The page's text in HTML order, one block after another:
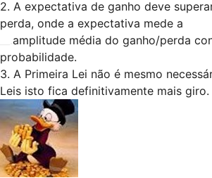
2. A expectativa de ganho deve
perda, onde a expectativa mede a
amplitude média do ganho/perda
probabilidade.
3. A Primeira Lei não é mesmo
Leis isto fica definitivamente mais giro.